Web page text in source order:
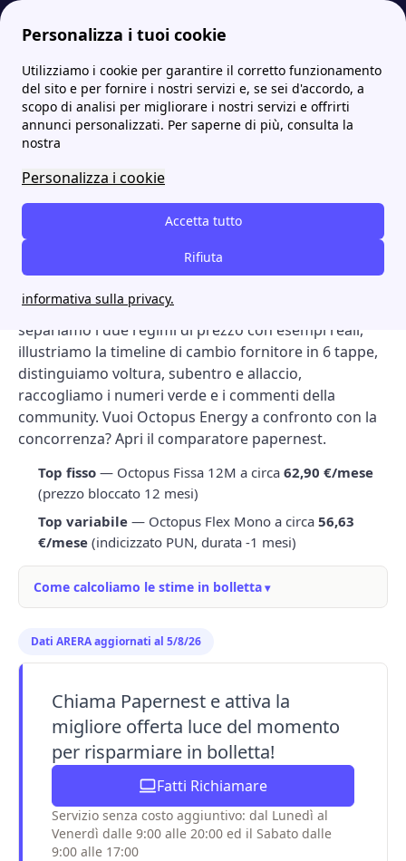
Personalizza i tuoi cookie
Utilizziamo i cookie per garantire il corretto funzionamento
del sito e per fornire i nostri servizi e, se sei d'accordo, a
scopo di analisi per migliorare i nostri servizi e offrirti
annunci personalizzati. Per saperne di più, consulta la
nostra
Personalizza i cookie
Accetta tutto
Rifiuta
informativa sulla privacy.
Papernest.it Moreofferte Offerte luce Octopus Energy di agosto 2026
Offerte luce Octopus
Energy di agosto 2026
Pagina dedicata alle offerte luce diOctopus Energy: a
giugno 2026 qui sotto ogni tariffa attiva sul mercato
libero, con prezzo €/kWh, durata, codice ARERA e link
al portale ufficiale. Iniziamo dai top pick del mese
dashboard completa di tutte le altre offerte,
separiamo i due regimi di prezzo con esempi reali,
illustriamo la timeline di cambio fornitore in 6 tappe,
distinguiamo voltura, subentro e allaccio,
raccogliamo i numeri verde e i commenti della
community. Vuoi Octopus Energy a confronto con la
concorrenza? Apri il comparatore papernest.
Top fisso — Octopus Fissa 12M a circa 62,90 €/mese
(prezzo bloccato 12 mesi)
Top variabile — Octopus Flex Mono a circa 56,63
€/mese (indicizzato PUN, durata -1 mesi)
Come calcoliamo le stime in bolletta
Dati ARERA aggiornati al 5/8/26
Chiama Papernest e attiva la
migliore offerta luce del momento
per risparmiare in bolletta!
Fatti Richiamare
Servizio senza costo aggiuntivo: dal Lunedì al
Venerdì dalle 9:00 alle 20:00 ed il Sabato dalle
9:00 alle 17:00